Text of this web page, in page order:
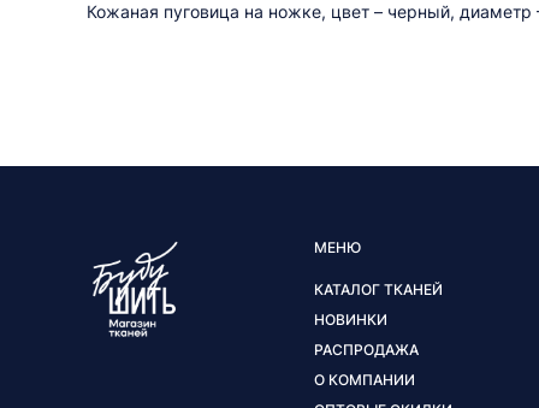
Кожаная пуговица на ножке, цвет – черный,
МЕНЮ
КАТАЛОГ ТКАНЕЙ
НОВИНКИ
РАСПРОДАЖА
О КОМПАНИИ